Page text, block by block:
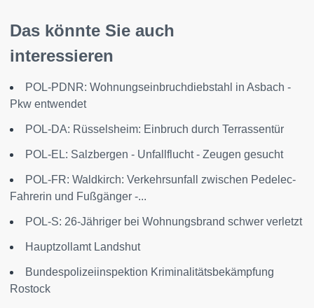
Das könnte Sie auch
interessieren
POL-PDNR: Wohnungseinbruchdiebstahl in Asbach -
Pkw entwendet
POL-DA: Rüsselsheim: Einbruch durch Terrassentür
POL-EL: Salzbergen - Unfallflucht - Zeugen gesucht
POL-FR: Waldkirch: Verkehrsunfall zwischen Pedelec-
Fahrerin und Fußgänger -...
POL-S: 26-Jähriger bei Wohnungsbrand schwer verletzt
Hauptzollamt Landshut
Bundespolizeiinspektion Kriminalitätsbekämpfung
Rostock